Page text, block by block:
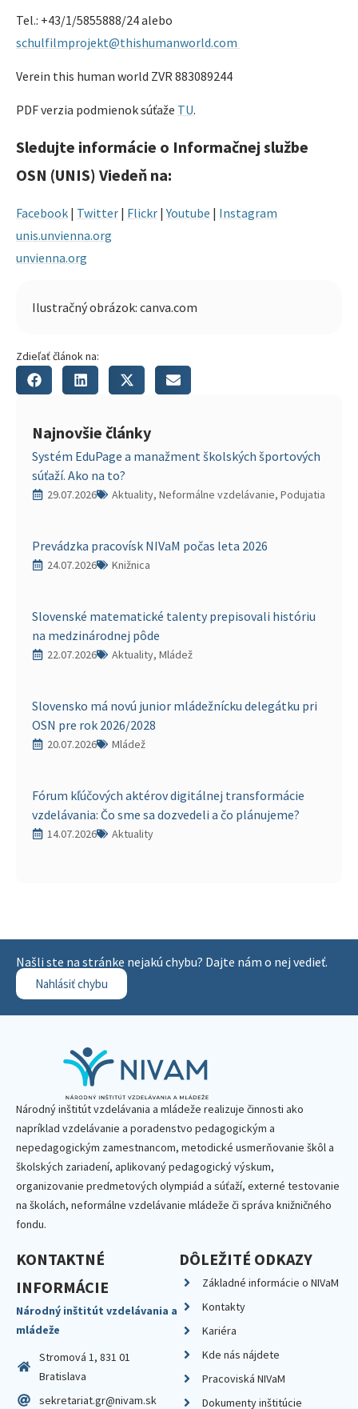
Tel.: +43/1/5855888/24 alebo
schulfilmprojekt@thishumanworld.com
Verein this human world ZVR 883089244
PDF verzia podmienok súťaže TU.
Sledujte informácie o Informačnej službe
OSN (UNIS) Viedeň na:
Facebook | Twitter | Flickr |Youtube | Instagram
unis.unvienna.org
unvienna.org
Ilustračný obrázok: canva.com
Zdieľať článok na:
Najnovšie články
Systém EduPage a manažment školských športových
súťaží. Ako na to?
29.07.2026 Aktuality, Neformálne vzdelávanie, Podujatia
Prevádzka pracovísk NIVaM počas leta 2026
24.07.2026 Knižnica
Slovenské matematické talenty prepisovali históriu
na medzinárodnej pôde
22.07.2026 Aktuality, Mládež
Slovensko má novú junior mládežnícku delegátku pri
OSN pre rok 2026/2028
20.07.2026 Mládež
Fórum kľúčových aktérov digitálnej transformácie
vzdelávania: Čo sme sa dozvedeli a čo plánujeme?
14.07.2026 Aktuality
Našli ste na stránke nejakú chybu? Dajte nám o nej vedieť.
Nahlásiť chybu
Národný inštitút vzdelávania a mládeže realizuje činnosti ako
napríklad vzdelávanie a poradenstvo pedagogickým a
nepedagogickým zamestnancom, metodické usmerňovanie škôl a
školských zariadení, aplikovaný pedagogický výskum,
organizovanie predmetových olympiád a súťaží, externé testovanie
na školách, neformálne vzdelávanie mládeže či správa knižničného
fondu.
KONTAKTNÉ
INFORMÁCIE
Národný inštitút vzdelávania a
mládeže
Stromová 1, 831 01
Bratislava
sekretariat.gr@nivam.sk
DÔLEŽITÉ ODKAZY
Základné informácie o NIVaM
Kontakty
Kariéra
Kde nás nájdete
Pracoviská NIVaM
Dokumenty inštitúcie